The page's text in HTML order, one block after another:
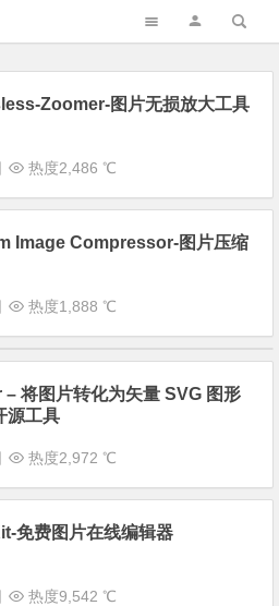
Zoomer-图片无损放大工具
热度2,486 ℃
Image Compressor-图片压缩
热度1,888 ℃
– 将图片转化为矢量 SVG 图形
源工具
热度2,972 ℃
免费图片在线编辑器
热度9,542 ℃